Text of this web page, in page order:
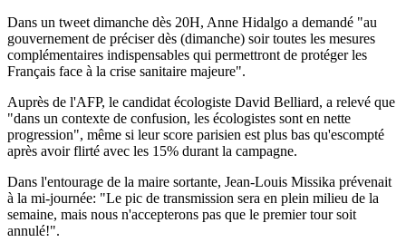
Dans un tweet dimanche dès 20H, Anne Hidalgo a demandé "au
gouvernement de préciser dès (dimanche) soir toutes les mesures
complémentaires indispensables qui permettront de protéger les
Français face à la crise sanitaire majeure".
Auprès de l'AFP, le candidat écologiste David Belliard, a relevé que
"dans un contexte de confusion, les écologistes sont en nette
progression", même si leur score parisien est plus bas qu'escompté
après avoir flirté avec les 15% durant la campagne.
Dans l'entourage de la maire sortante, Jean-Louis Missika prévenait
à la mi-journée: "Le pic de transmission sera en plein milieu de la
semaine, mais nous n'accepterons pas que le premier tour soit
annulé!".